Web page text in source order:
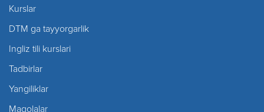
Kurslar
DTM ga tayyorgarlik
Ingliz tili kurslari
Tadbirlar
Yangiliklar
Maqolalar